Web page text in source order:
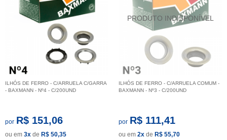
ILHÓS DE FERRO - C/ARRUELA C/GARRA
- BAXMANN - Nº4 - C/200UND
por R$ 151,06
ou em 3x de R$ 50,35
ILHÓS DE FERRO - C/ARRUELA COMUM -
BAXMANN - Nº3 - C/200UND
por R$ 111,41
ou em 2x de R$ 55,70